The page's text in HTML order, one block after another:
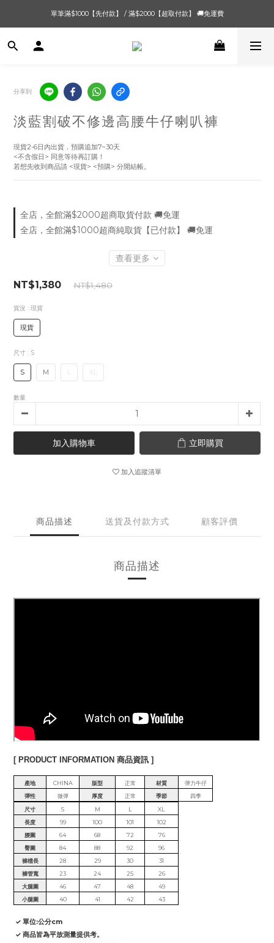
單筆滿$1000【先付款】 / 滿$2000【超取付款】 🚚免運費
單筆滿$1000【先付款】 / 滿$2000【超取付款】 🚚免運費
8/4 夏季最後新品💙20:00 IG直播價 【8/10收單】
分享到
淡藍割破不修邊高腰牛仔喇叭褲
現貨2-6日內出貨．預購追加7~30天
<不含假日> 同意等待再訂購！
若想先收到商品請 <現貨> <預購> 分開結帳。
全店，全館滿$2000超商取貨付款 🚚免運
全店，全館滿$1000超商純取貨【已付款】 🚚免運
查看更多
NT$1,380 NT$1,480
貨況 : 現貨
現貨
尺寸 : S
S M XL
數量
加入購物車 立即購買
加入追蹤清單
商品描述 送貨及付款方式 顧客評價
商品描述
[ PRODUCT INFORMATION 商品資訊 ]
產地 CHINA 版型 正常 材質
彈力牛仔
彈性
微彈 厚度 正常 季節
四季
尺寸
S M L
XL
長度
99 100 101
102
腰圍
64 68 72
76
臀圍
84 88 92
96
褲檔長
28 29 30
31
褲管寬
23 24 25
26
大腿圍
46 47 48
49
小腿圍
40 41 42 43
✓ 單位:公分cm
✓ 商品皆為平放測量提供考。